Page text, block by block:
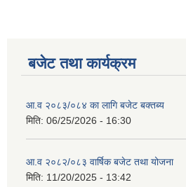
बजेट तथा कार्यक्रम
आ.व २०८३/०८४ का लागि बजेट बक्तब्य
मिति: 06/25/2026 - 16:30
आ.व २०८२/०८३ वार्षिक बजेट तथा योजना
मिति: 11/20/2025 - 13:42